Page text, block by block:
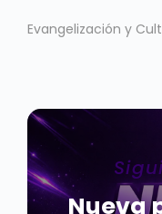
Evangelización y
Nueva